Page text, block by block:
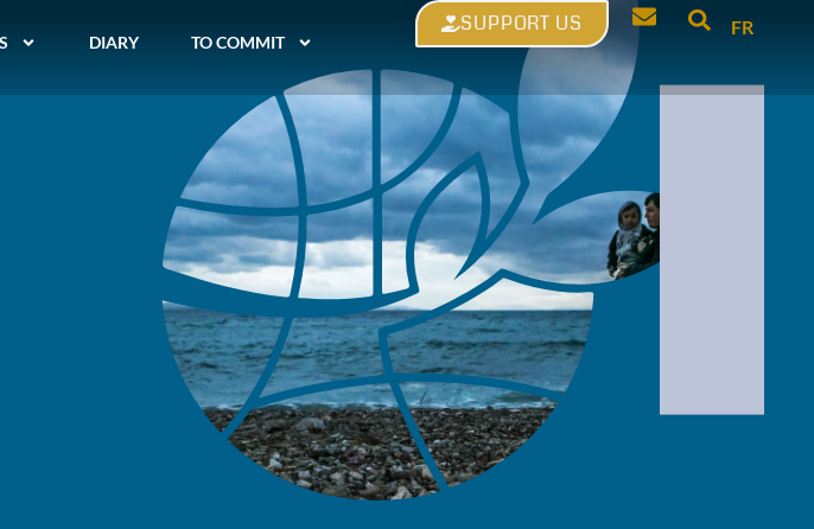
DIARY TO COMMIT
SUPPORT US FR